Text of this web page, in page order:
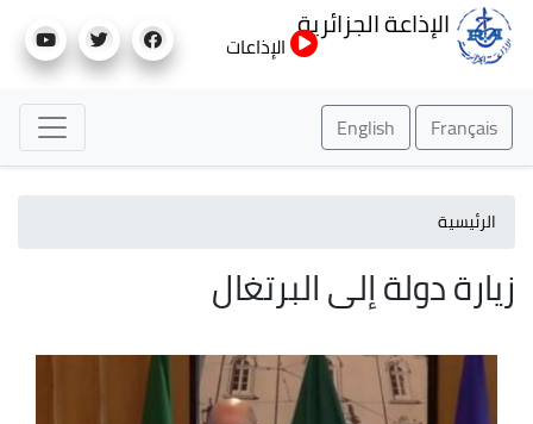
إلى
الإذاعة الجزائرية
الإذاعات
Français
English
الرئيسية
زيارة دولة إلى البرتغال